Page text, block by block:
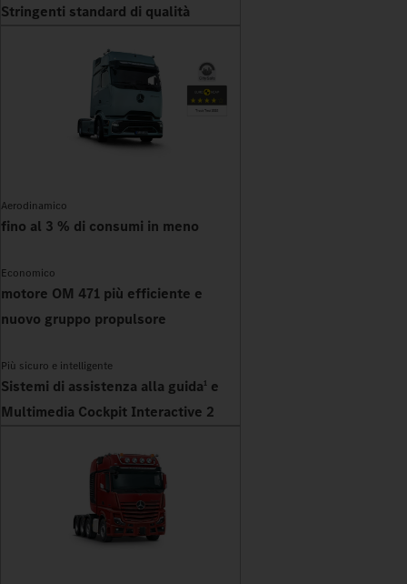
Stringenti standard di qualità
Aerodinamico
fino al 3 % di consumi in meno
Economico
motore OM 471 più efficiente e
nuovo gruppo propulsore
Più sicuro e intelligente
Sistemi di assistenza alla guida1 e
Multimedia Cockpit Interactive 2